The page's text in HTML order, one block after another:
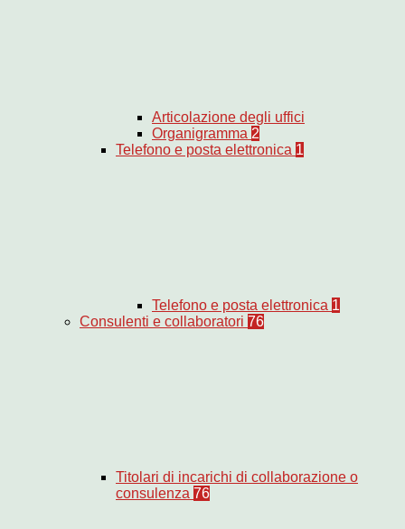
Articolazione degli uffici
Organigramma 2
Telefono e posta elettronica 1
Telefono e posta elettronica 1
Consulenti e collaboratori 76
Titolari di incarichi di collaborazione o
consulenza 76